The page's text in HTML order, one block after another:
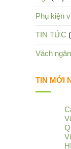
Phụ kiện
TIN TỨC
Vách
TIN MỚI